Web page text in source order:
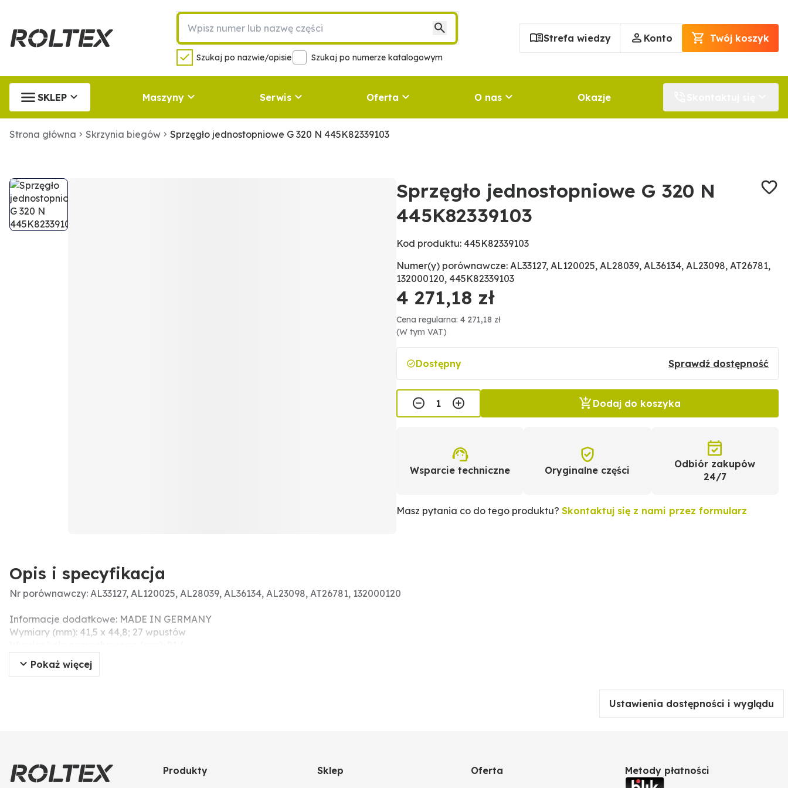
Szukaj po nazwie/opisie Szukaj po numerze katalogowym
Strefa wiedzy Konto Twój koszyk
SKLEP Maszyny Serwis Oferta O nas Okazje
Strona główna Skrzynia biegów Sprzęgło jednostopniowe G 320 N 445K82339103
Sprzęgło jednostopniowe G 320 N
445K82339103
Kod produktu: 445K82339103
Numer(y) porównawcze: AL33127, AL120025, AL28039, AL36134, AL23098, AT26781,
132000120, 445K82339103
4 271,18 zł
Cena regularna: 4 271,18 zł
(W tym VAT)
Dostępny Sprawdź dostępność
Dodaj do koszyka
Wsparcie techniczne Oryginalne części
Odbiór zakupów
24/7
Masz pytania co do tego produktu? Skontaktuj się z nami przez formularz
Opis i specyfikacja
Nr porównawczy: AL33127, AL120025, AL28039, AL36134, AL23098, AT26781, 132000120
Informacje dodatkowe: MADE IN GERMANY
Wymiary (mm): 41,5 x 44,8; 27 wpustów
Pokaż więcej
Ustawienia dostępności i wyglądu
Produkty Sklep Oferta Metody płatności